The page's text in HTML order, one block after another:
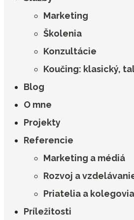
Marketing
Školenia
Konzultácie
Koučing: klasický,
Blog
O mne
Projekty
Referencie
Marketing a médiá
Rozvoj a
Priatelia a kolegovia
Príležitosti